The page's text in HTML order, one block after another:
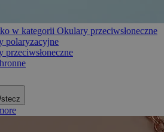
w kategorii Okulary przeciwsłoneczne
polaryzacyjne
przeciwsłoneczne